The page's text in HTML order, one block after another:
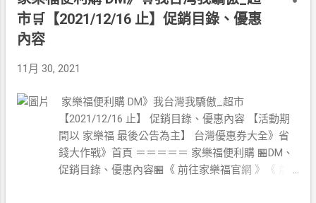
市🛒【2021/12/16 止】促銷目錄、優惠
內容
11月 30, 2021
家樂福便利購 DM》我台灣我驕傲_超市
【2021/12/16 止】 促銷目錄、優惠內容 【活動期
間以 家樂福 最後公告為主】 台灣優惠券大全》省
錢大作戰》首頁 ＝＝＝＝＝ 家樂福便利購 🏪DM、
促銷目錄、優惠內容🏪《 前往家樂福官網 》《 前